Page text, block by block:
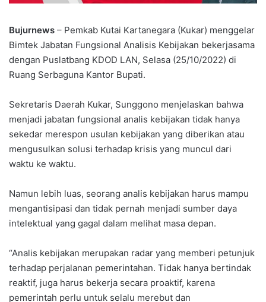
Bujurnews – Pemkab Kutai Kartanegara (Kukar) menggelar
Bimtek Jabatan Fungsional Analisis Kebijakan bekerjasama
dengan Puslatbang KDOD LAN, Selasa (25/10/2022) di
Ruang Serbaguna Kantor Bupati.
Sekretaris Daerah Kukar, Sunggono menjelaskan bahwa
menjadi jabatan fungsional analis kebijakan tidak hanya
sekedar merespon usulan kebijakan yang diberikan atau
mengusulkan solusi terhadap krisis yang muncul dari
waktu ke waktu.
Namun lebih luas, seorang analis kebijakan harus mampu
mengantisipasi dan tidak pernah menjadi sumber daya
intelektual yang gagal dalam melihat masa depan.
“Analis kebijakan merupakan radar yang memberi petunjuk
terhadap perjalanan pemerintahan. Tidak hanya bertindak
reaktif, juga harus bekerja secara proaktif, karena
pemerintah perlu untuk selalu merebut dan